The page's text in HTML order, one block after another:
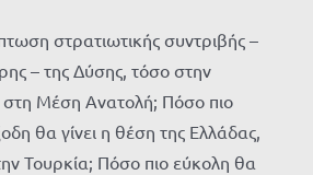
στρατιωτικής συντριβής –
– της Δύσης, τόσο στην
Μέση Ανατολή; Πόσο πιο
θα γίνει η θέση της Ελλάδας,
Τουρκία; Πόσο πιο εύκολη θα